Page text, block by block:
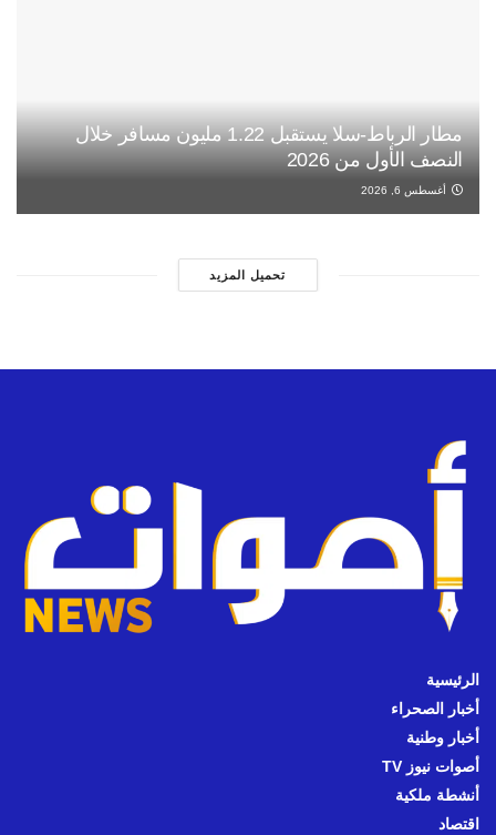
مطار الرباط-سلا يستقبل 1.22 مليون مسافر خلال
النصف الأول من 2026
أغسطس 6, 2026
تحميل المزيد
الرئيسية
أخبار الصحراء
أخبار وطنية
أصوات نيوز TV
أنشطة ملكية
اقتصاد